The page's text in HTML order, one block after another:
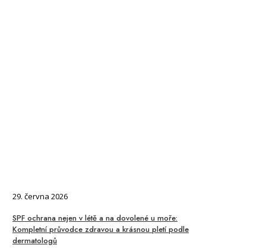
29. června 2026
SPF ochrana nejen v létě a na dovolené u moře:
Kompletní průvodce zdravou a krásnou pletí podle
dermatologů